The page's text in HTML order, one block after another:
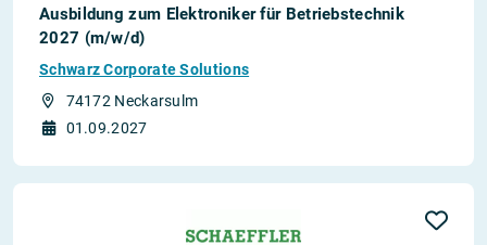
Ausbildung zum Elektroniker für Betriebstechnik
2027 (m/w/d)
Schwarz Corporate Solutions
74172 Neckarsulm
01.09.2027